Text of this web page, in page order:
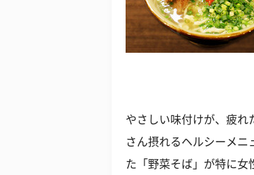
やさしい味付けが、疲れ
さん摂れるヘルシーメニ
た「野菜そば」が特に女